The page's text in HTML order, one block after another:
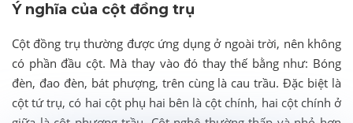
Ý nghĩa của cột đồng trụ
Cột đồng trụ thường được ứng dụng ở ngoài trời, nên không
có phần đầu cột. Mà thay vào đó thay thế bằng như: Bóng
đèn, đao đèn, bát phượng, trên cùng là cau trầu. Đặc biệt là
cột tứ trụ, có hai cột phụ hai bên là cột chính, hai cột chính ở